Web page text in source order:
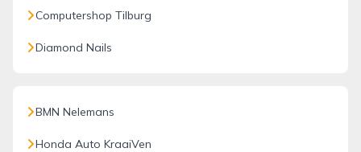
Computershop Tilburg
Diamond Nails
BMN Nelemans
Honda Auto KraaiVen